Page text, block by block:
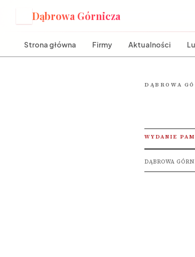
Dąbrowa Górnicza
Strona główna Firmy Aktualności
DĄBROWA
WYDANIE
DĄBROWA